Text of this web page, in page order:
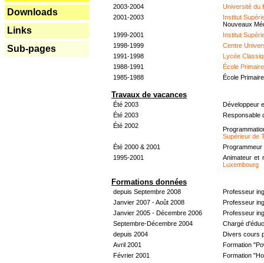
Downloads
Links
Sub-pages
2003-2004
Université du
2001-2003
Institut
Nouveaux
1999-2001
Institut
1998-1999
Centre
1991-1998
Lycée
1988-1991
École
1985-1988
École
Travaux de vacances
Été 2003
Développeur
Été 2003
Responsable
Été 2002
Supérieur de
Été 2000 & 2001
Programmeur
1995-2001
Animateur et
Luxembourg
Formations données
depuis Septembre 2008
Professeur
Janvier 2007 - Août 2008
Professeur
Janvier 2005 - Décembre 2006
Professeur
Septembre-Décembre 2004
Chargé
depuis 2004
Divers cours
Avril 2001
Formation
Février 2001
Formation